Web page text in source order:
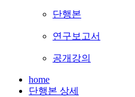
단행본
연구보고서
공개강의
home
단행본 상세